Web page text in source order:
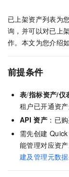
已上架资产列表为
询，并可以对已上
作。本文为您介绍
前提条件
表/指标资产/仪
租户已开通资
API 资产 ：已
需先创建
能管理对应资
建及管理元数